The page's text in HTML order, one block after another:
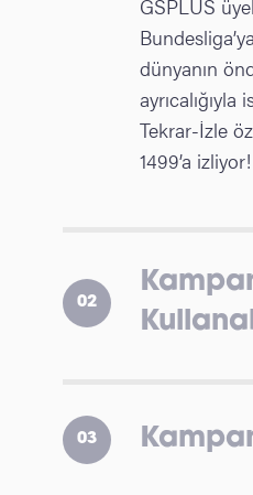
GSPLUS
dünyanın
Tekrar-İzle
1499’a izliyor!
02
03